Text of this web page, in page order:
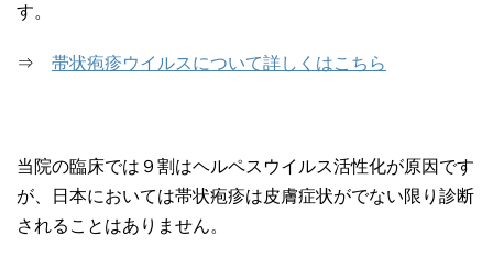
す。
⇒ 帯状疱疹ウイルスについて詳しくはこちら
当院の臨床では９割はヘルペスウイルス活性化が原因です
が、日本においては帯状疱疹は皮膚症状がでない限り診断
されることはありません。